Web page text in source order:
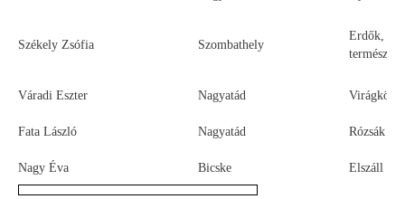
Székely Zsófia Szombathely
Erdők,
természeti
Váradi Eszter Nagyatád
Fata László Nagyatád Rózsák
Nagy Éva Bicske Elszáll a